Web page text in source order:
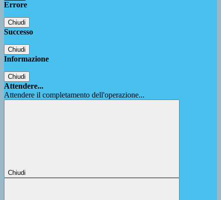
Errore
Chiudi
Successo
Chiudi
Informazione
Chiudi
Attendere...
Attendere il completamento dell'operazione...
Chiudi